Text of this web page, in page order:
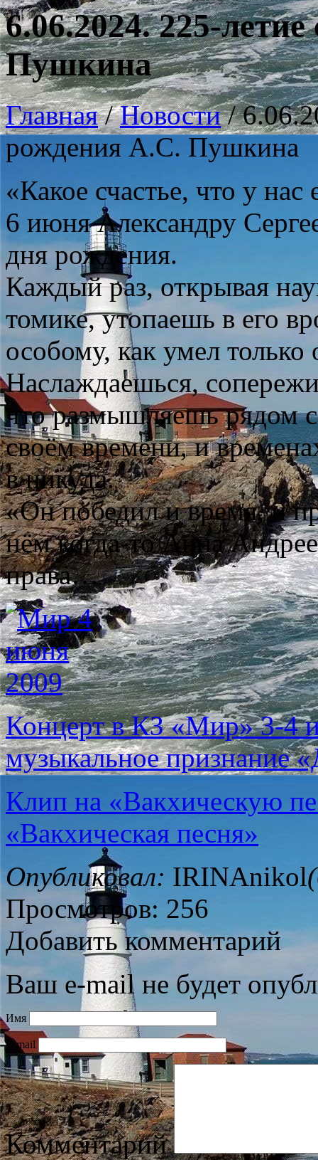
6.06.2024. 225-
Пушкина
Главная/Новости/
рождения А.С. Пушкина
«Какое счастье, что у
6 июня Александру
дня рождения.
Каждый раз, открывая
томике, утопаешь в его
особому, как умел
Наслаждаешься,
что размышляешь рядом
своём времени, и
в никуда.
«Он победил и время, и
нём когда-то Анна
права…
Концерт в КЗ «Мир» 3-4
музыкальное признание
Клип на «Вакхическую
«Вакхическая песня»
Опубликовал: IRINAnikol
Просмотров: 256
Добавить комментарий
Ваш e-mail не будет
Имя
E-mail
Комментарий